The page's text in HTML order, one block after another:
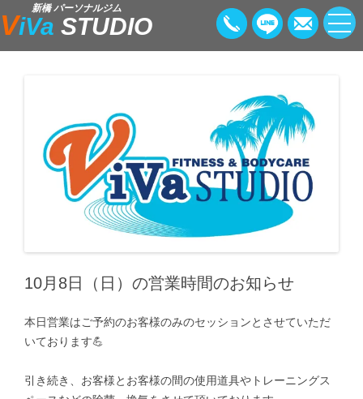
新橋 パーソナルジム
ViVa STUDIO
10月8日（日）の営業時間のお知らせ
本日営業はご予約のお客様のみのセッションとさせていただ
いております💪
引き続き、お客様とお客様の間の使用道具やトレーニングス